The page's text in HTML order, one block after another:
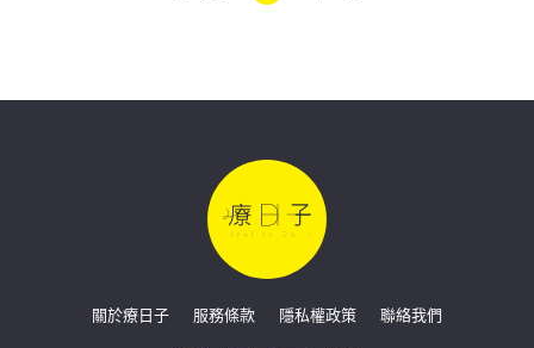
關於療日子 服務條款 隱私權政策 聯絡我們